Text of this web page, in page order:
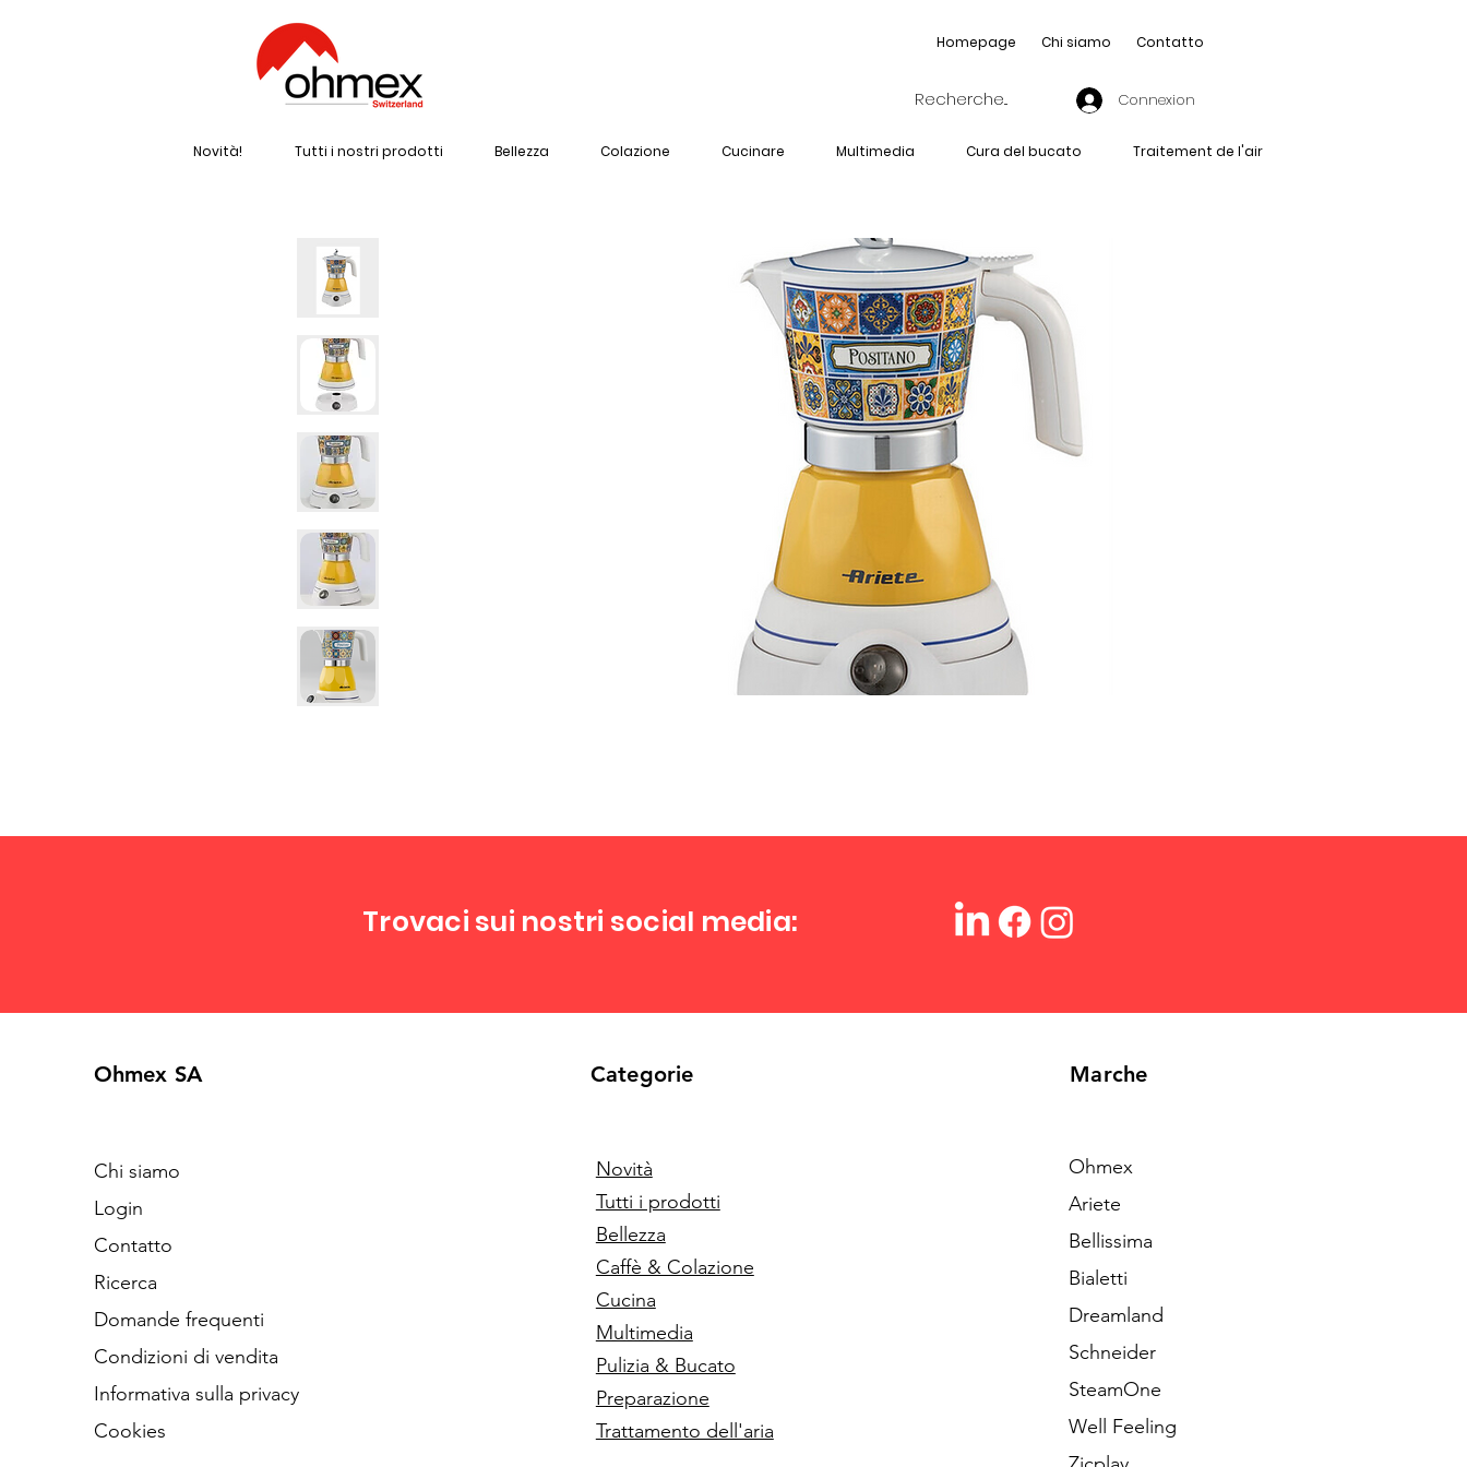
Homepage Chi siamo Contatto
Connexion
Novità! Tutti i nostri prodotti Bellezza Colazione Cucinare Multimedia Cura del bucato Traitement de l'air
Trovaci sui nostri social media:
Ohmex SA
Chi siamo
Login
Contatto
Ricerca
Domande frequenti
Condizioni di vendita
Informativa sulla privacy
Cookies
Categorie
Novità
Tutti i prodotti
Bellezza
Caffè & Colazione
Cucina
Multimedia
Pulizia & Bucato
Preparazione
Trattamento dell'aria
Marche
Ohmex
Ariete
Bellissima
Bialetti
Dreamland
Schneider
SteamOne
Well Feeling